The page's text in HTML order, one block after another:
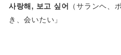
사랑해, 보고 싶어 （サランヘ、
き、会いたい」